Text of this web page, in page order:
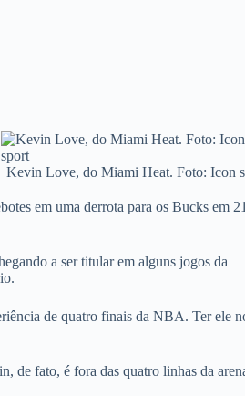
Kevin Love, do Miami Heat. Foto: Icon
em uma derrota para os Bucks em
a ser titular em alguns jogos da
de quatro finais da NBA. Ter ele
de fato, é fora das quatro linhas da